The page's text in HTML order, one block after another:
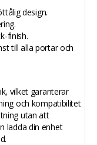
design.
finish.
till alla portar och
vilket garanterar
och kompatibilitet
utan att
ladda din enhet